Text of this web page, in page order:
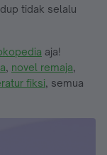
tidak selalu
aja!
, novel remaja,
fiksi, semua